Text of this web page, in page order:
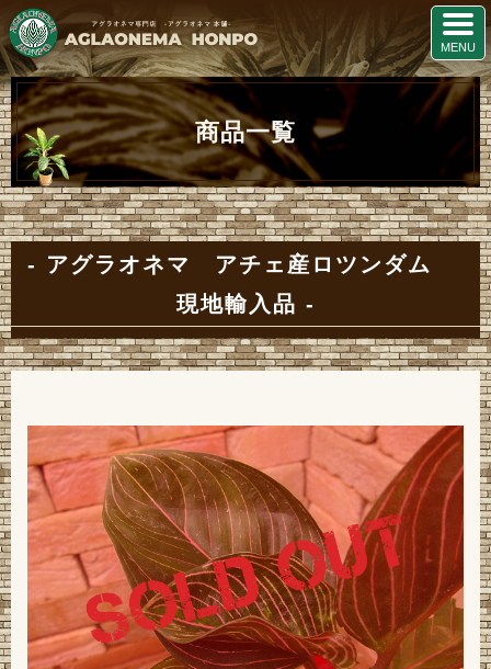
商品一覧
アグラオネマ アチェ産ロツンダム
現地輸入品